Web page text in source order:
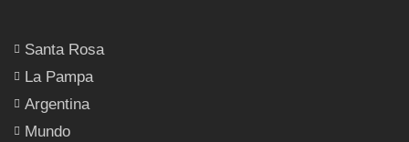
Santa Rosa
La Pampa
Argentina
Mundo